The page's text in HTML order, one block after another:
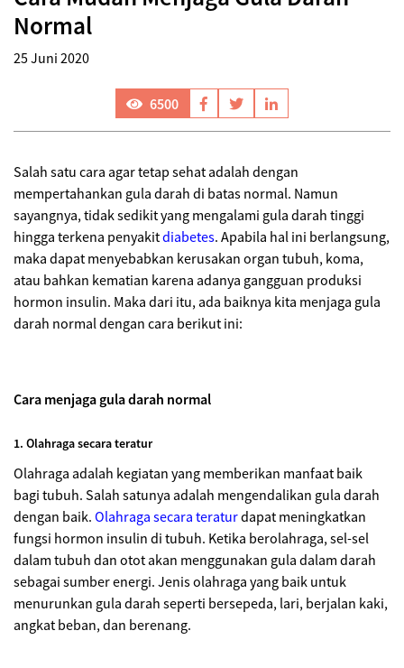
Normal
25 Juni 2020
6500
Salah satu cara agar tetap sehat adalah dengan
mempertahankan gula darah di batas normal. Namun
sayangnya, tidak sedikit yang mengalami gula darah tinggi
hingga terkena penyakitdiabetes. Apabila hal ini berlangsung,
maka dapat menyebabkan kerusakan organ tubuh, koma,
atau bahkan kematian karena adanya gangguan produksi
hormon insulin. Maka dari itu, ada baiknya kita menjaga gula
darah normal dengan cara berikut ini:
Cara menjaga gula darah normal
1. Olahraga secara teratur
Olahraga adalah kegiatan yang memberikan manfaat baik
bagi tubuh. Salah satunya adalah mengendalikan gula darah
dengan baik. Olahraga secara teraturdapat meningkatkan
fungsi hormon insulin di tubuh. Ketika berolahraga, sel-sel
dalam tubuh dan otot akan menggunakan gula dalam darah
sebagai sumber energi. Jenis olahraga yang baik untuk
menurunkan gula darah seperti bersepeda, lari, berjalan kaki,
angkat beban, dan berenang.